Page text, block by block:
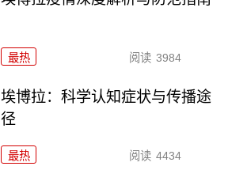
最热 阅读 3984
埃博拉：科学认知症状与传播途
径
最热 阅读 4434